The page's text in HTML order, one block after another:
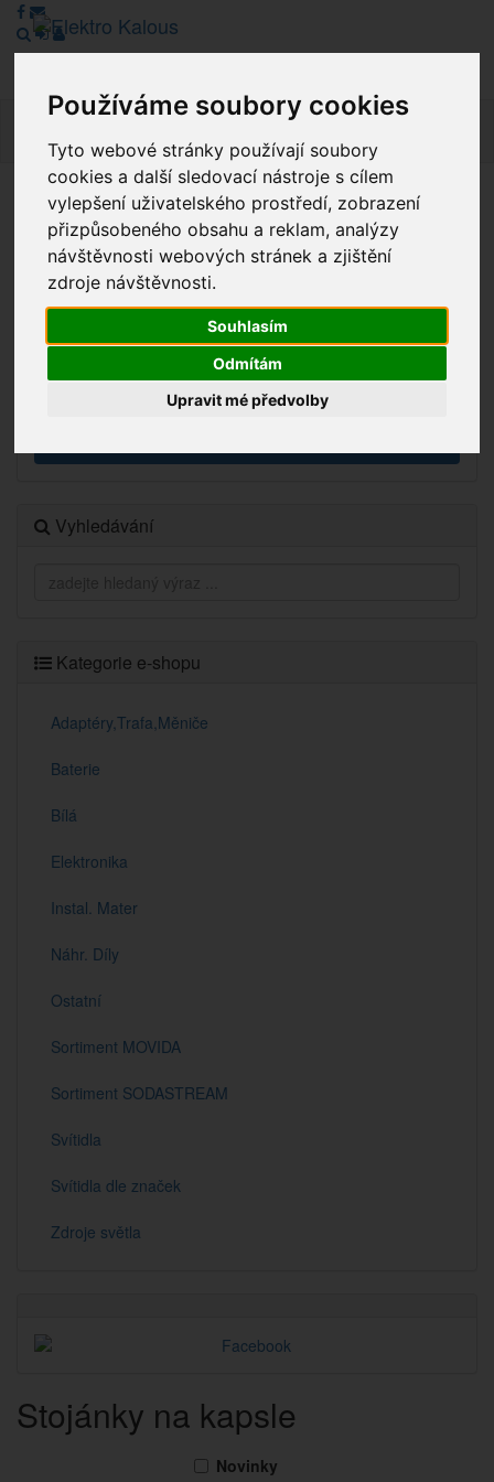
Používáme soubory cookies
Tyto webové stránky používají soubory
cookies a další sledovací nástroje s cílem
vylepšení uživatelského prostředí, zobrazení
přizpůsobeného obsahu a reklam, analýzy
návštěvnosti webových stránek a zjištění
zdroje návštěvnosti.
Souhlasím
Odmítám
Upravit mé předvolby
Vážení zákazníci, v tuto chvíli je Náš internetový obchod v
režimu Katalogu. Objednávky on-line nyní nelze vyřídit.
Děkujeme za pochopení.
Výprodej
Vyhledávání
Kategorie e-shopu
Adaptéry,Trafa,Měniče
Baterie
Bílá
Elektronika
Instal. Mater
Náhr. Díly
Ostatní
Sortiment MOVIDA
Sortiment SODASTREAM
Svítidla
Svítidla dle značek
Zdroje světla
Stojánky na kapsle
Novinky